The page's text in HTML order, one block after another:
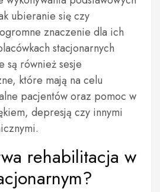
ubieranie się czy
znaczenie dla ich
stacjonarnych
są również sesje
które mają na celu
pacjentów oraz pomoc w
depresją czy innymi
rehabilitacja w